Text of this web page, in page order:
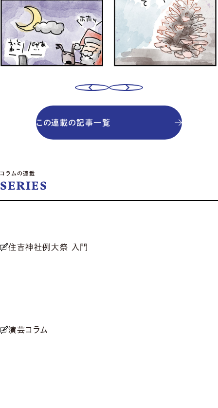
この連載の記事一覧
コラムの連載
SERIES
住吉神社例大祭 入門
演芸コラム